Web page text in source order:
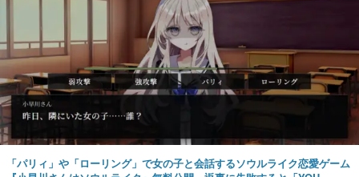
「パリィ」や「ローリング」で女の子と会話するソウルライク恋愛ゲーム